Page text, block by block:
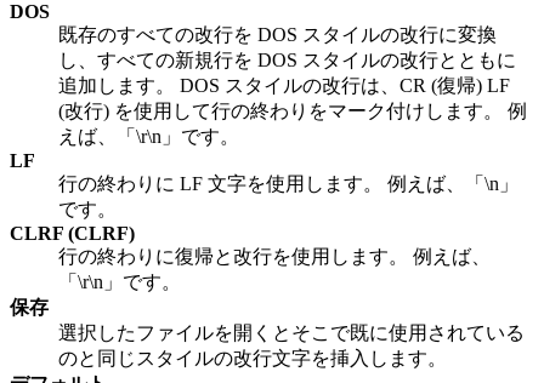
DOS
既存のすべての改行を DOS スタイルの改行に変換
し、すべての新規行を DOS スタイルの改行とともに
追加します。 DOS スタイルの改行は、CR (復帰) LF
(改行) を使用して行の終わりをマーク付けします。 例
えば、「\r\n」です。
LF
行の終わりに LF 文字を使用します。 例えば、「\n」
です。
CLRF (CLRF)
行の終わりに復帰と改行を使用します。 例えば、
「\r\n」です。
保存
選択したファイルを開くとそこで既に使用されている
のと同じスタイルの改行文字を挿入します。